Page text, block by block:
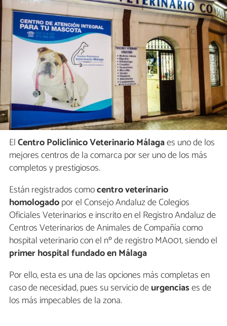
ElCentro Policlínico Veterinario Málagaes uno de los
mejores centros de la comarca por ser uno de los más
completos y prestigiosos.
Están registrados comocentro veterinario
homologadopor el Consejo Andaluz de Colegios
Oficiales Veterinarios e inscrito en el Registro Andaluz de
Centros Veterinarios de Animales de Compañía como
hospital veterinario con el nº de registro MA001, siendo el
primer hospital fundado en Málaga
Por ello, esta es una de las opciones más completas en
caso de necesidad, pues su servicio deurgenciases de
los más impecables de la zona.